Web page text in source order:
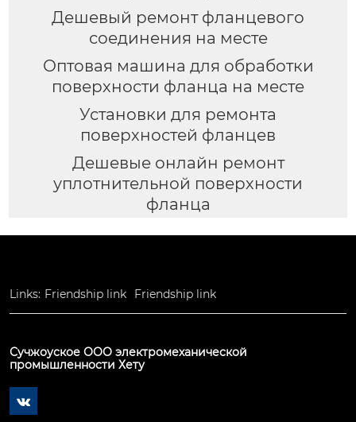
Дешевый ремонт фланцевого
соединения на месте
Оптовая машина для обработки
поверхности фланца на месте
Установки для ремонта
поверхностей фланцев
Дешевые онлайн ремонт
уплотнительной поверхности
фланца
Links: Friendship link Friendship link
Сучжоуское ООО электромеханической
промышленности Хету
